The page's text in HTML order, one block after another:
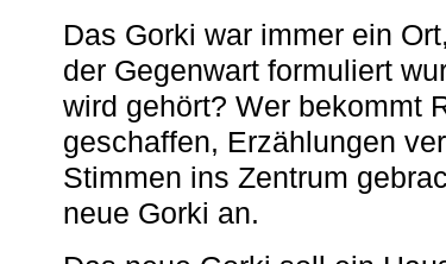
Das Gorki war immer ein
der Gegenwart formuliert
wird gehört? Wer bekommt
geschaffen, Erzählungen
Stimmen ins Zentrum
neue Gorki an.